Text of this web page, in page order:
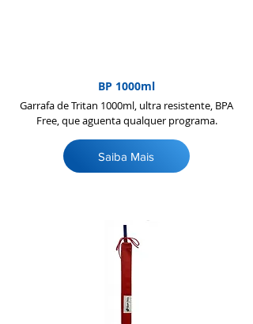
BP 1000ml
Garrafa de Tritan 1000ml, ultra resistente, BPA
Free, que aguenta qualquer programa.
Saiba Mais